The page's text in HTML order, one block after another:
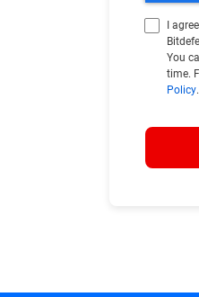
I
You
time.
Policy.